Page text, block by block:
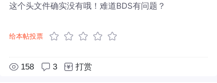
这个头文件确实没有哦！难道BDS有问题？
给本帖投票
158 3 打赏